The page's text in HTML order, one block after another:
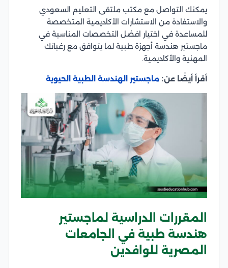
يمكنك التواصل مع مكتب ملتقى التعليم السعودي
والاستفادة من الاستشارات الأكاديمية المتخصصة
للمساعدة في اختيار افضل التخصصات المناسبة في
ماجستير هندسة أجهزة طبية لما يتوافق مع رغباتك
المهنية والأكاديمية.
أقرأ أيضًا عن: ماجستير الهندسة الطبية الحيوية
المقررات الدراسية لماجستير
هندسة طبية في الجامعات
المصرية للوافدين